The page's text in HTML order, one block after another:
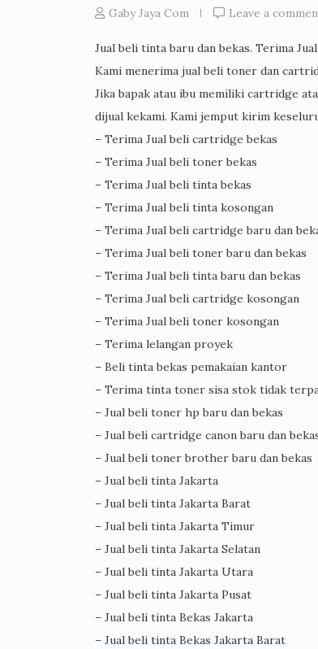
Gaby Jaya Com
Leave a
Jual beli tinta baru dan bekas. Terima
Kami menerima jual beli toner dan
Jika bapak atau ibu memiliki cartridge
dijual kekami. Kami jemput kirim
– Terima Jual beli cartridge bekas
– Terima Jual beli toner bekas
– Terima Jual beli tinta bekas
– Terima Jual beli tinta kosongan
– Terima Jual beli cartridge baru dan
– Terima Jual beli toner baru dan bekas
– Terima Jual beli tinta baru dan bekas
– Terima Jual beli cartridge kosongan
– Terima Jual beli toner kosongan
– Terima lelangan proyek
– Beli tinta bekas pemakaian kantor
– Terima tinta toner sisa stok tidak
– Jual beli toner hp baru dan bekas
– Jual beli cartridge canon baru dan
– Jual beli toner brother baru dan bekas
– Jual beli tinta Jakarta
– Jual beli tinta Jakarta Barat
– Jual beli tinta Jakarta Timur
– Jual beli tinta Jakarta Selatan
– Jual beli tinta Jakarta Utara
– Jual beli tinta Jakarta Pusat
– Jual beli tinta Bekas Jakarta
– Jual beli tinta Bekas Jakarta Barat